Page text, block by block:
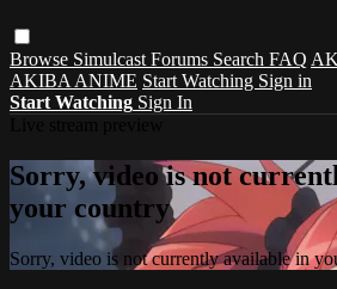
Browse Simulcast Forums Search FAQ
AKIBA ANIME Start Watching Sign in
Start Watching Sign In
Sorry, video is not
your country
Sorry, video is not currently available in